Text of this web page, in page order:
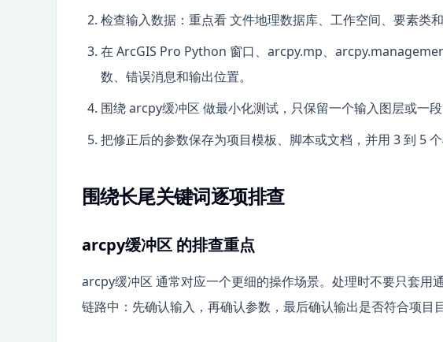
检查输入数据：重点看 文件地理数据库、工作空间、要素类
在 ArcGIS Pro Python 窗口、arcpy.mp、
数、错误消息和输出位置。
围绕 arcpy缓冲区 做最小化测试，只保留一个输入图层或一段
把修正后的参数保存为项目模板、脚本或文档，并用 3 到 5 个
围绕长尾关键词逐项排查
arcpy缓冲区 的排查重点
arcpy缓冲区 通常对应一个更细的操作场景。处理时不要只套用
链路中：先确认输入，再确认参数，最后确认输出是否符合项目目